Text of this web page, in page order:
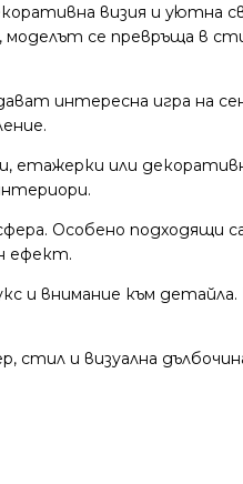
визия и уютна
се превръща в
интересна игра на
етажерки или
Особено подходящи
ефект.
и внимание към
стил и визуална